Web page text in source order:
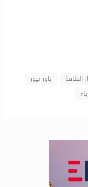
الطاقة
باور نيوز